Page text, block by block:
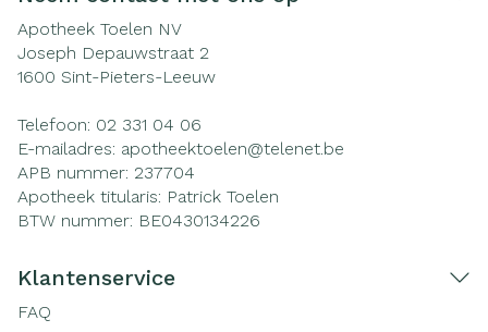
Apotheek Toelen NV
Joseph Depauwstraat 2
1600 Sint-Pieters-Leeuw
Telefoon: 02 331 04 06
E-mailadres: apotheektoelen@telenet.be
APB nummer: 237704
Apotheek titularis: Patrick Toelen
BTW nummer: BE0430134226
Klantenservice
FAQ